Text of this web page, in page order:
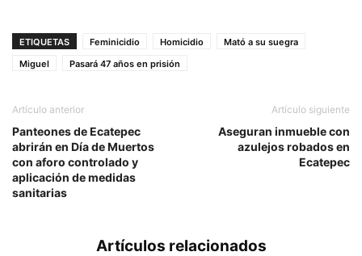
ETIQUETAS Feminicidio Homicidio
Mató a su suegra
Miguel
Pasará 47 años en prisión
Artículo anterior
Panteones de Ecatepec
abrirán en Día de Muertos
con aforo controlado y
aplicación de medidas
sanitarias
Artículo siguiente
Aseguran inmueble con
azulejos robados en
Ecatepec
Artículos relacionados